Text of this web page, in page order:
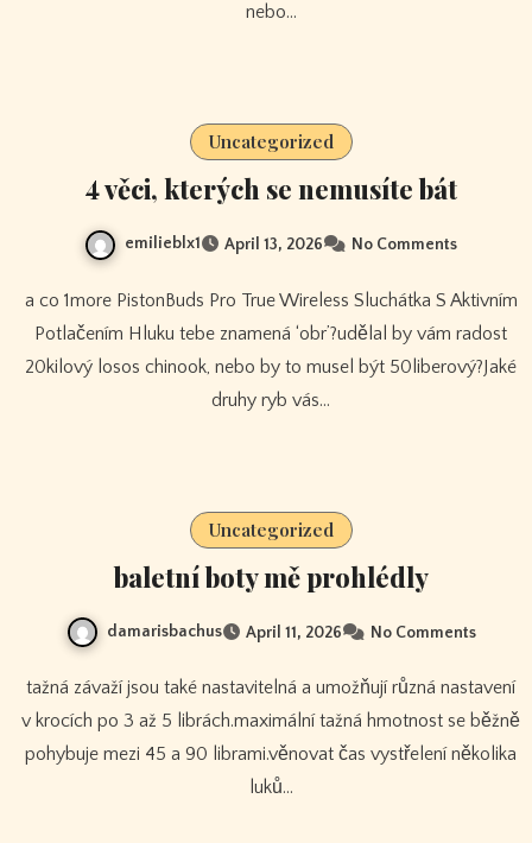
nebo…
Uncategorized
4 věci, kterých se nemusíte bát
emilieblx1 April 13, 2026 No Comments
a co 1more PistonBuds Pro True Wireless Sluchátka S Aktivním
Potlačením Hluku tebe znamená ‘obr’?udělal by vám radost
20kilový losos chinook, nebo by to musel být 50liberový?Jaké
druhy ryb vás…
Uncategorized
baletní boty mě prohlédly
damarisbachus April 11, 2026 No Comments
tažná závaží jsou také nastavitelná a umožňují různá nastavení
v krocích po 3 až 5 librách.maximální tažná hmotnost se běžně
pohybuje mezi 45 a 90 librami.věnovat čas vystřelení několika
luků…